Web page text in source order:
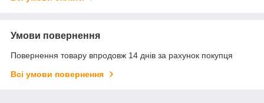
Умови повернення
Повернення товару впродовж 14 днів за рахунок покупця
Всі умови повернення